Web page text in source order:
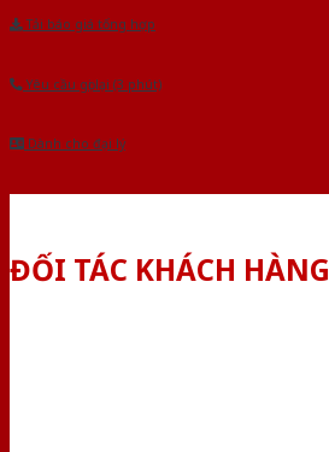
Tải báo giá tổng hợp
Yêu cầu gọi lại (3 phút)
Dành cho đại lý
ĐỐI TÁC KHÁCH HÀNG